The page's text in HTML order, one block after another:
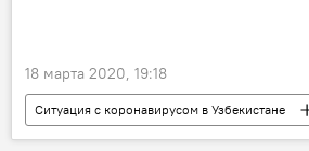
18 марта 2020, 19:18
Ситуация с коронавирусом в Узбекистане
Общество
Коронавирус COVID-19